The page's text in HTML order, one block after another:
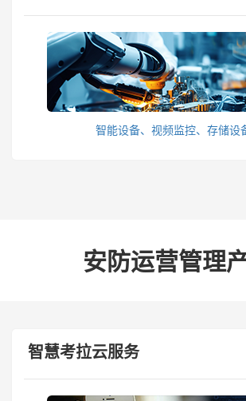
智能设备、视频监控、存储设
安防运营管理
智慧考拉云服务